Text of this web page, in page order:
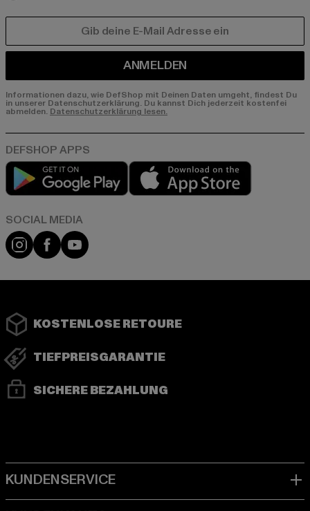
ANMELDEN
Informationen dazu, wie DefShop mit Deinen Daten umgeht, findest Du
in unserer Datenschutzerklärung. Du kannst Dich jederzeit kostenfei
abmelden. Datenschutzerklärung lesen.
Play market
Instagram
FacebookYouTube
KOSTENLOSE RETOURE
TIEFPREISGARANTIE
SICHERE BEZAHLUNG